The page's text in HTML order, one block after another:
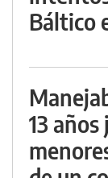
Báltico
13